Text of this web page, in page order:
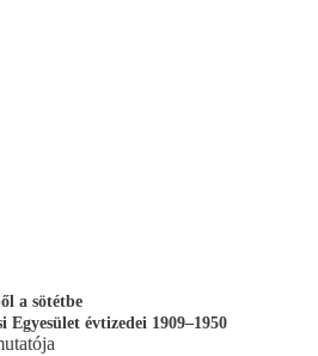
a sötétbe
évtizedei 1909–1950